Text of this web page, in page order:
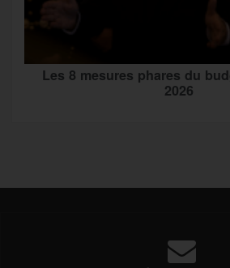
Les 8 mesures phares du
2026